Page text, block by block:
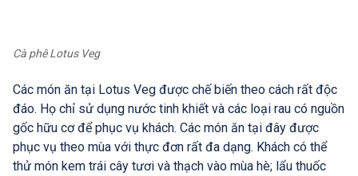
Cà phê Lotus Veg
Các món ăn tại Lotus Veg được chế biến theo cách rất độc
đáo. Họ chỉ sử dụng nước tinh khiết và các loại rau có nguồn
gốc hữu cơ để phục vụ khách. Các món ăn tại đây được
phục vụ theo mùa với thực đơn rất đa dạng. Khách có thể
thử món kem trái cây tươi và thạch vào mùa hè; lẩu thuốc